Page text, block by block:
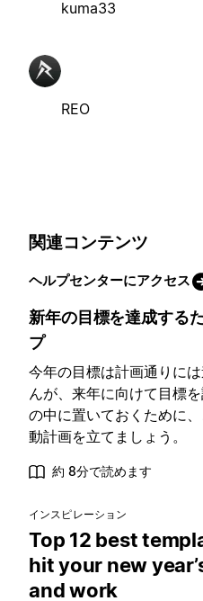
kuma33
REO
関連コンテンツ
ヘルプセンターにアクセス
新年の目標を達成する
プ
今年の目標は計画通りに
んが、来年に向けて目標
の中に置いておくために
動計画を立てましょう。
約 8分で読めます
インスピレーション
Top 12 best
hit your new
and work